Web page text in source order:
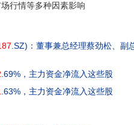
行情等多种因素影响
.SZ)：董事兼总经理蔡劲松、副
.69%，主力资金净流入这些股
.63%，主力资金净流入这些股